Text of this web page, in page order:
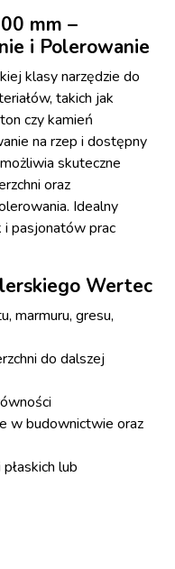
mm –
i Polerowanie
klasy narzędzie do
takich jak
czy kamień
na rzep i dostępny
skuteczne
oraz
Idealny
pasjonatów prac
Wertec
marmuru, gresu,
do dalszej
w budownictwie oraz
lub